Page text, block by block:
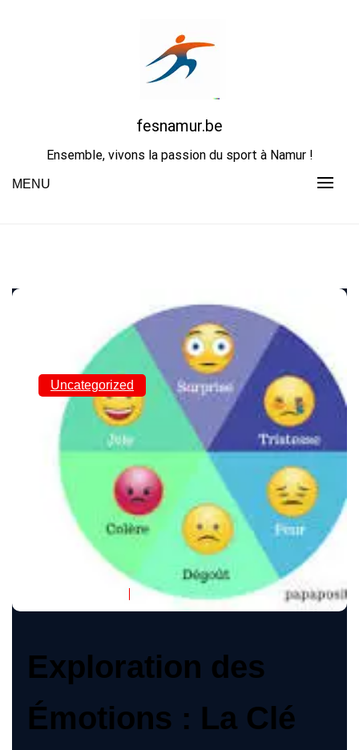
fesnamur.be
Ensemble, vivons la passion du sport à Namur !
MENU
Uncategorized
Exploration Profonde
des Émotions : La Clé
de Notre Humanité
21 Mai 2025
Exploration des
Émotions : La Clé